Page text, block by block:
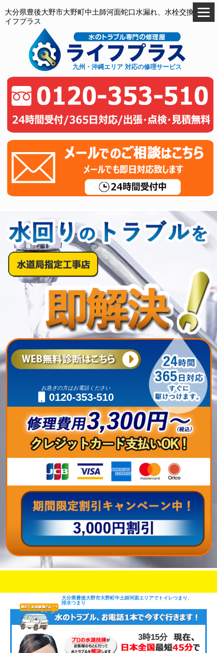
大分県豊後大野市大野町中土師河面蛇口水漏れ、水栓交換のラ
イフプラス
九州・沖縄エリア 対応の修理サービス
お急ぎの方はお電話ください
0120-353-510
大分県豊後大野市大野町中土師河面エリアでトイレつまり、
排水つまり
3時15分